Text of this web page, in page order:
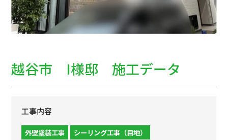
越谷市 I様邸 施工データ
工事内容
外壁塗装工事 シーリング工事（目地）